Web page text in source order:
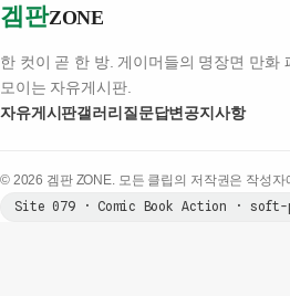
겜판ZONE
한 컷이 곧 한 방. 게이머들의 명장면 만화
모이는 자유게시판.
자유게시판갤러리 질문답변 공지사항
© 2026 겜판 ZONE. 모든 클립의 저작권은 작성자
Site 079 · Comic Book Action · soft-